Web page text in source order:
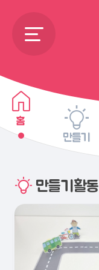
홈
만들기
만들기활동